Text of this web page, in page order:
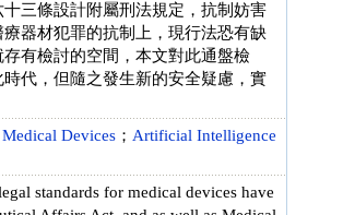
三條設計附屬刑法規定，抗制妨害
器材犯罪的抗制上，現行法恐有缺
有檢討的空間，本文對此通盤檢
代，但隨之發生新的安全疑慮，實
Devices ； Artificial Intelligence
standards for medical devices have